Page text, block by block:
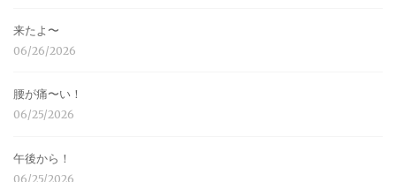
来たよ〜
06/26/2026
腰が痛〜い！
06/25/2026
午後から！
06/25/2026